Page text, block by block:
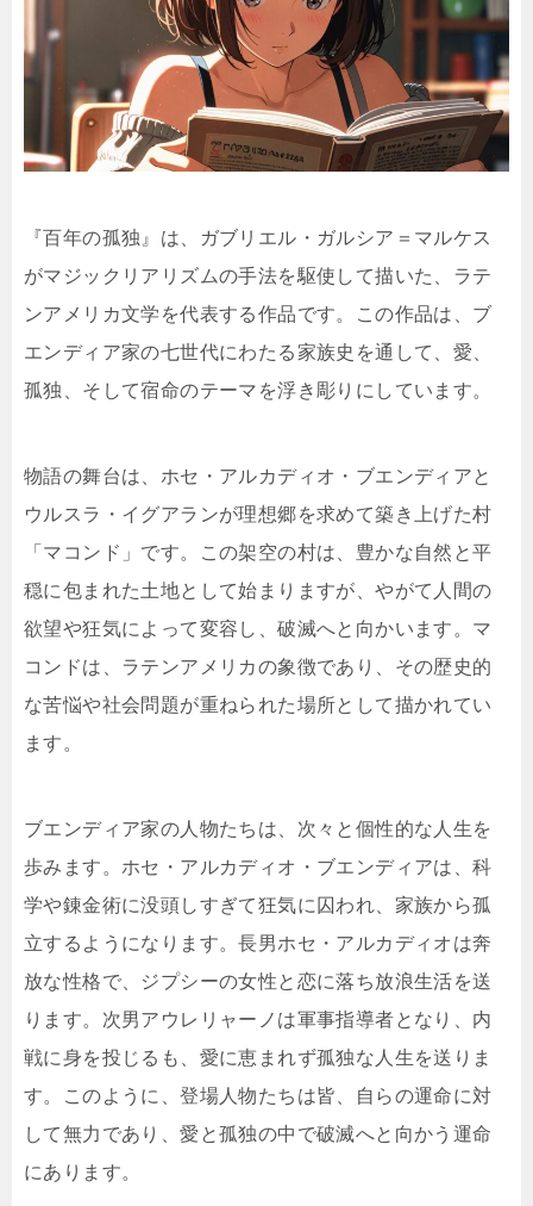
『百年の孤独』は、ガブリエル・ガルシア＝マルケス
がマジックリアリズムの手法を駆使して描いた、ラテ
ンアメリカ文学を代表する作品です。この作品は、ブ
エンディア家の七世代にわたる家族史を通して、愛、
孤独、そして宿命のテーマを浮き彫りにしています。
物語の舞台は、ホセ・アルカディオ・ブエンディアと
ウルスラ・イグアランが理想郷を求めて築き上げた村
「マコンド」です。この架空の村は、豊かな自然と平
穏に包まれた土地として始まりますが、やがて人間の
欲望や狂気によって変容し、破滅へと向かいます。マ
コンドは、ラテンアメリカの象徴であり、その歴史的
な苦悩や社会問題が重ねられた場所として描かれてい
ます。
ブエンディア家の人物たちは、次々と個性的な人生を
歩みます。ホセ・アルカディオ・ブエンディアは、科
学や錬金術に没頭しすぎて狂気に囚われ、家族から孤
立するようになります。長男ホセ・アルカディオは奔
放な性格で、ジプシーの女性と恋に落ち放浪生活を送
ります。次男アウレリャーノは軍事指導者となり、内
戦に身を投じるも、愛に恵まれず孤独な人生を送りま
す。このように、登場人物たちは皆、自らの運命に対
して無力であり、愛と孤独の中で破滅へと向かう運命
にあります。